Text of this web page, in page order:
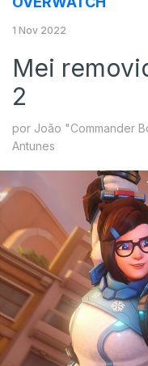
1 Nov 2022
Mei
2
por João "Commander
Antunes